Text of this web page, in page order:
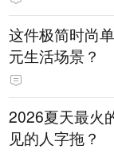
这件极简时尚
元生活场景？
2026夏天最火
见的人字拖？